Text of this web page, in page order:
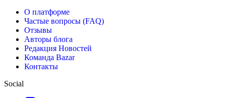
О платформе
Частые вопросы (FAQ)
Отзывы
Авторы блога
Редакция Новостей
Команда Bazar
Контакты
Social